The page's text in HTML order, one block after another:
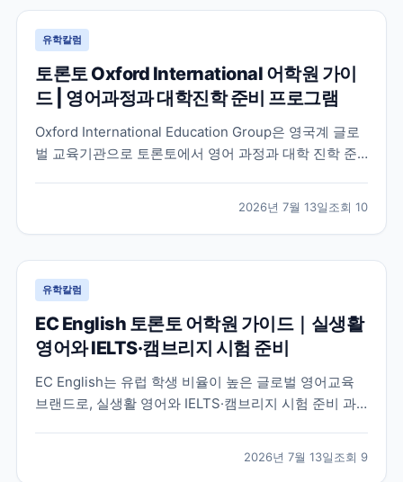
유학칼럼
토론토 Oxford International 어학원 가이
드 | 영어과정과 대학진학 준비 프로그램
Oxford International Education Group은 영국계 글로
벌 교육기관으로 토론토에서 영어 과정과 대학 진학 준
2026년 7월 13일조회 10
유학칼럼
EC English 토론토 어학원 가이드｜실생활
영어와 IELTS·캠브리지 시험 준비
EC English는 유럽 학생 비율이 높은 글로벌 영어교육
브랜드로, 실생활 영어와 IELTS·캠브리지 시험 준비 과
2026년 7월 13일조회 9